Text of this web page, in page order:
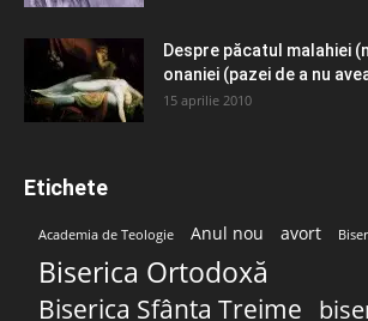
Despre păcatul malahiei
onaniei (pazei de a nu
15 aprilie 2010
Etichete
Academia de Teologie Anul nou avort
Biserica Ortodoxă
Biserica Sfânta Treime